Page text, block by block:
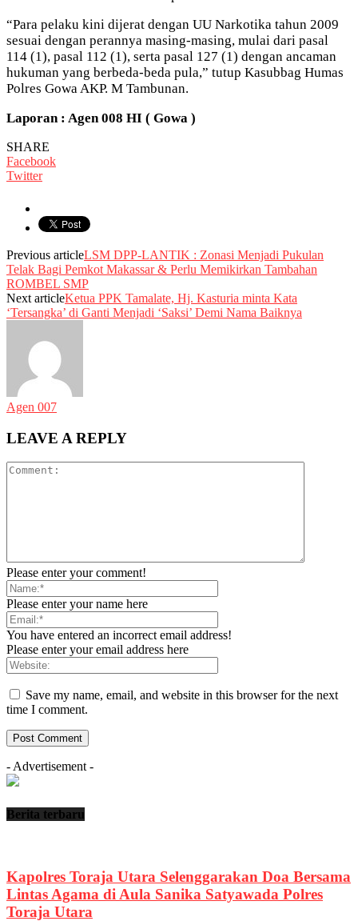
“Para pelaku kini dijerat dengan UU Narkotika tahun 2009
sesuai dengan perannya masing-masing, mulai dari pasal
114 (1), pasal 112 (1), serta pasal 127 (1) dengan ancaman
hukuman yang berbeda-beda pula,” tutup Kasubbag Humas
Polres Gowa AKP. M Tambunan.
Laporan : Agen 008 HI ( Gowa )
SHARE
Facebook
Twitter
Previous articleLSM DPP-LANTIK : Zonasi Menjadi Pukulan
Telak Bagi Pemkot Makassar & Perlu Memikirkan Tambahan
ROMBEL SMP
Next articleKetua PPK Tamalate, Hj. Kasturia minta Kata
‘Tersangka’ di Ganti Menjadi ‘Saksi’ Demi Nama Baiknya
Agen 007
LEAVE A REPLY
Please enter your comment!
Please enter your name here
You have entered an incorrect email address!
Please enter your email address here
Save my name, email, and website in this browser for the next
time I comment.
- Advertisement -
Berita terbaru
Kapolres Toraja Utara Selenggarakan Doa Bersama
Lintas Agama di Aula Sanika Satyawada Polres
Toraja Utara